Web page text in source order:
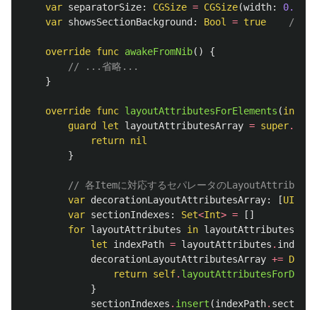
var separatorSize: CGSize = CGSize(width: 0.375
var showsSectionBackground : Bool = true // セ
override func awakeFromNib()
{
// ...省略...
}
override func layoutAttributesForElements (in
guard
let layoutAttributesArray = super.
return nil
}
// 各Itemに対応するセパレータのLayoutAttributes
var decorationLayoutAttributesArray: [
var sectionIndexes : Set<Int> =
[]
for layoutAttributes in
let
indexPath = layoutAttributes .
decorationLayoutAttributesArray +=
return self.
}
sectionIndexes . insert (indexPath. section